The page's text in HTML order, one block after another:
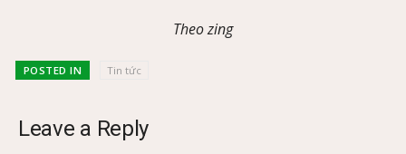
Theo zing
POSTED IN Tin tức
Leave a Reply